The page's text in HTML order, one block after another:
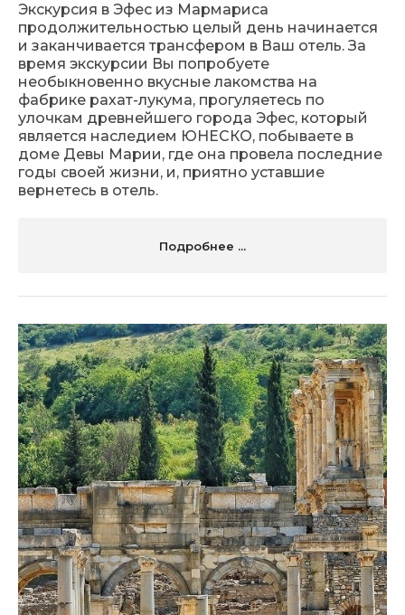
Экскурсия в Эфес из Мармариса
продолжительностью целый день начинается
и заканчивается трансфером в Ваш отель. За
время экскурсии Вы попробуете
необыкновенно вкусные лакомства на
фабрике рахат-лукума, прогуляетесь по
улочкам древнейшего города Эфес, который
является наследием ЮНЕСКО, побываете в
доме Девы Марии, где она провела последние
годы своей жизни, и, приятно уставшие
вернетесь в отель.
Подробнее ...